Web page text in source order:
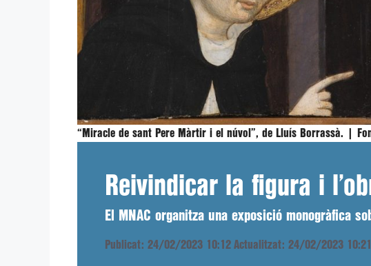
“Miracle de sant Pere Màrtir i el núvol”, de Lluís Borrassà. |
Reivindicar la figura i
El MNAC organitza una exposició monogràfica
Publicat: 24/02/2023 10:12 Actualitzat: 24/02/2023 10:21